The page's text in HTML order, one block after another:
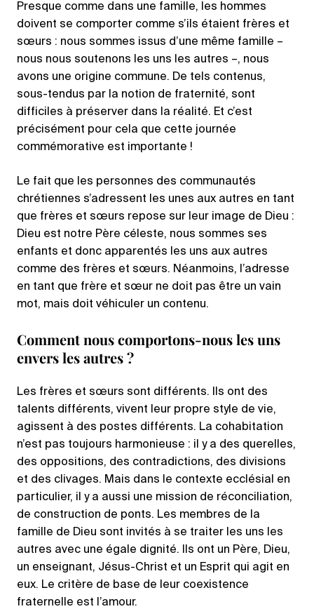
Presque comme dans une famille, les hommes
doivent se comporter comme s’ils étaient frères et
sœurs : nous sommes issus d’une même famille –
nous nous soutenons les uns les autres –, nous
avons une origine commune. De tels contenus,
sous-tendus par la notion de fraternité, sont
difficiles à préserver dans la réalité. Et c’est
précisément pour cela que cette journée
commémorative est importante !
Le fait que les personnes des communautés
chrétiennes s’adressent les unes aux autres en tant
que frères et sœurs repose sur leur image de Dieu :
Dieu est notre Père céleste, nous sommes ses
enfants et donc apparentés les uns aux autres
comme des frères et sœurs. Néanmoins, l’adresse
en tant que frère et sœur ne doit pas être un vain
mot, mais doit véhiculer un contenu.
Comment nous comportons-nous les uns
envers les autres ?
Les frères et sœurs sont différents. Ils ont des
talents différents, vivent leur propre style de vie,
agissent à des postes différents. La cohabitation
n’est pas toujours harmonieuse : il y a des querelles,
des oppositions, des contradictions, des divisions
et des clivages. Mais dans le contexte ecclésial en
particulier, il y a aussi une mission de réconciliation,
de construction de ponts. Les membres de la
famille de Dieu sont invités à se traiter les uns les
autres avec une égale dignité. Ils ont un Père, Dieu,
un enseignant, Jésus-Christ et un Esprit qui agit en
eux. Le critère de base de leur coexistence
fraternelle est l’amour.